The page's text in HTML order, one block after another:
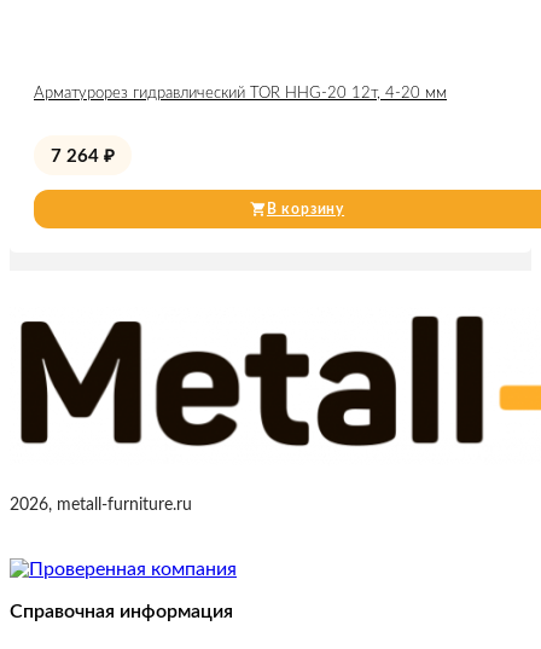
Арматурорез гидравлический TOR HHG-20 12т, 4-20 мм
7 264 ₽
В корзину
2026, metall-furniture.ru
Справочная информация